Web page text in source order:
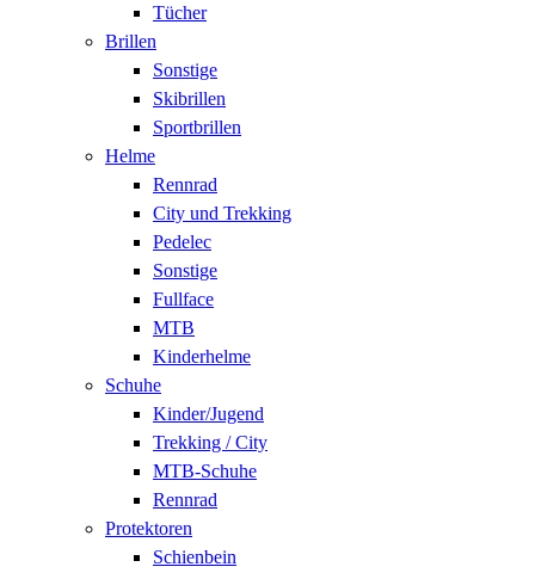
Tücher
Brillen
Sonstige
Skibrillen
Sportbrillen
Helme
Rennrad
City und Trekking
Pedelec
Sonstige
Fullface
MTB
Kinderhelme
Schuhe
Kinder/Jugend
Trekking / City
MTB-Schuhe
Rennrad
Protektoren
Schienbein